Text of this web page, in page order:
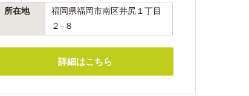
所在地
福岡県福岡市南区井尻１丁目
２−８
詳細はこちら